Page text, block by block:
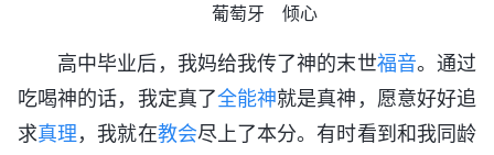
葡萄牙 倾心
高中毕业后，我妈给我传了神的末世福音。通过
吃喝神的话，我定真了全能神就是真神，愿意好好追
求真理，我就在教会尽上了本分。有时看到和我同龄